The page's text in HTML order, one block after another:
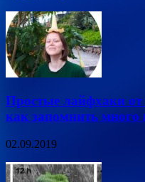
Простые лайфхаки от
как запомнить
02.09.2019